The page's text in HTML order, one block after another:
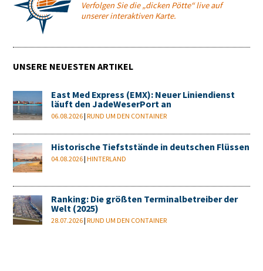
Verfolgen Sie die „dicken Pötte“ live auf
unserer interaktiven Karte.
UNSERE NEUESTEN ARTIKEL
East Med Express (EMX): Neuer Liniendienst
läuft den JadeWeserPort an
06.08.2026 |RUND UM DEN CONTAINER
Historische Tiefststände in deutschen Flüssen
04.08.2026 |HINTERLAND
Ranking: Die größten Terminalbetreiber der
Welt (2025)
28.07.2026 |RUND UM DEN CONTAINER